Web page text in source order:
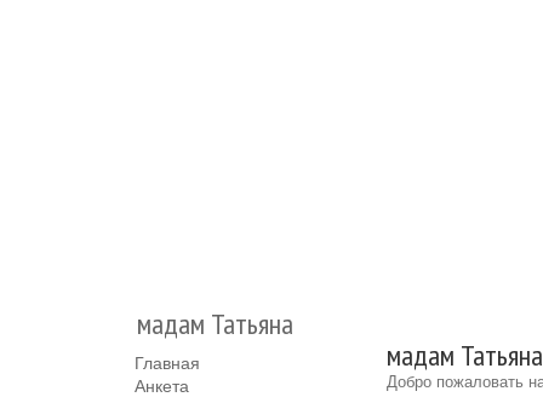
мадам Татьяна
Главная
Анкета
мадам
Добро пожаловать